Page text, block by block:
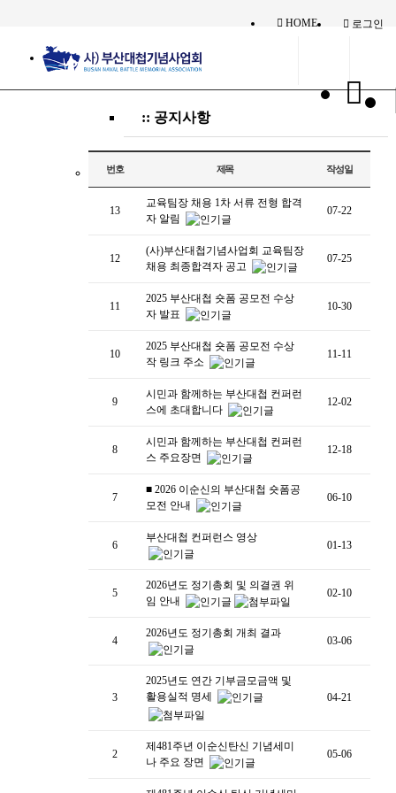
HOME 로그인
:: 공지사항
번호 제목 작성일
13
교육팀장 채용 1차 서류 전형 합격
자 알림
07-22
12
(사)부산대첩기념사업회 교육팀장
채용 최종합격자 공고
07-25
11
2025 부산대첩 숏폼 공모전 수상
자 발표
10-30
10
2025 부산대첩 숏폼 공모전 수상
작 링크 주소
11-11
9
시민과 함께하는 부산대첩 컨퍼런
스에 초대합니다
12-02
8
시민과 함께하는 부산대첩 컨퍼런
스 주요장면
12-18
7
■ 2026 이순신의 부산대첩 숏폼공
모전 안내
06-10
6
부산대첩 컨퍼런스 영상
01-13
5
2026년도 정기총회 및 의결권 위
임 안내
02-10
4
2026년도 정기총회 개최 결과
03-06
3
2025년도 연간 기부금모금액 및
활용실적 명세
04-21
2
제481주년 이순신탄신 기념세미
나 주요 장면
05-06